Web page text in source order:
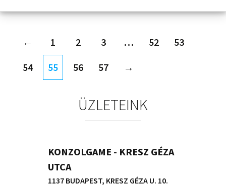
← 1 2 3 … 52
53
54
55 56 57 →
ÜZLETEINK
KONZOLGAME - KRESZ GÉZA
UTCA
1137 BUDAPEST, KRESZ GÉZA U. 10.